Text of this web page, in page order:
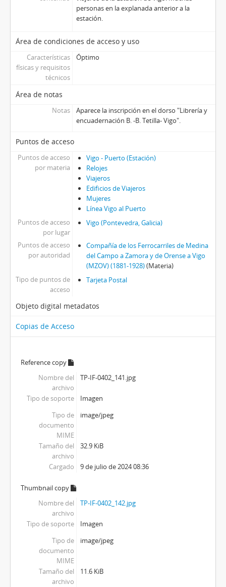
personas en la explanada anterior a la
estación.
Área de condiciones de acceso y uso
Características
físicas y requisitos
técnicos
Óptimo
Área de notas
Notas
Aparece la inscripción en el dorso "Librería y
encuadernación B. -B. Tetilla- Vigo".
Puntos de acceso
Puntos de acceso
por materia
Vigo - Puerto (Estación)
Relojes
Viajeros
Edificios de Viajeros
Mujeres
Línea Vigo al Puerto
Puntos de acceso
por lugar
Vigo (Pontevedra, Galicia)
Puntos de acceso
por autoridad
Compañía de los Ferrocarriles de Medina
del Campo a Zamora y de Orense a Vigo
(MZOV) (1881-1928)(Materia)
Tipo de puntos de
acceso
Tarjeta Postal
Objeto digital metadatos
Copias de Acceso
Reference copy
Nombre del
archivo
TP-IF-0402_141.jpg
Tipo de soporte
Imagen
Tipo de
documento
MIME
image/jpeg
Tamaño del
archivo
32.9 KiB
Cargado 9 de julio de 2024 08:36
Thumbnail copy
Nombre del
archivo
TP-IF-0402_142.jpg
Tipo de soporte
Imagen
Tipo de
documento
MIME
image/jpeg
Tamaño del
archivo
11.6 KiB